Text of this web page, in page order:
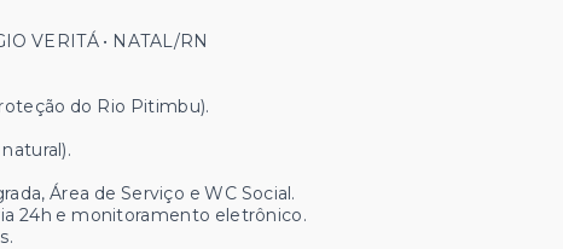
VERITÁ • NATAL/RN
do Rio Pitimbu).
Área de Serviço e WC Social.
24h e monitoramento eletrônico.